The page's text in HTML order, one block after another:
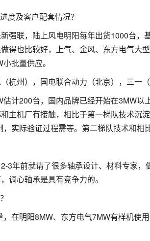
度及客户配套情况？
强联，陆上风电明阳每年出货1000台，
得也比较好，上气、金风、东方电气大
批量供应。
杭州），国电联合动力（北京），三一（
计200台，国内品牌已经开始在3MW以
主机厂有接触，相比于第一梯队技术沉
实际验证过程需等。第二梯队技术和相
3年前就请了很多轴承设计、材料专家
调心轴承是具有竞争力的。
在明阳8MW、东方电气7MW有样机使